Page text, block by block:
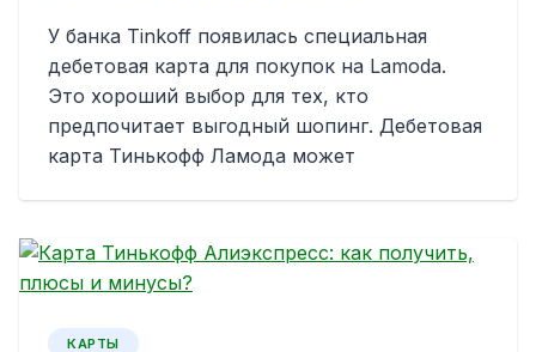
У банка Tinkoff появилась специальная
дебетовая карта для покупок на Lamoda.
Это хороший выбор для тех, кто
предпочитает выгодный шопинг. Дебетовая
карта Тинькофф Ламода может
КАРТЫ